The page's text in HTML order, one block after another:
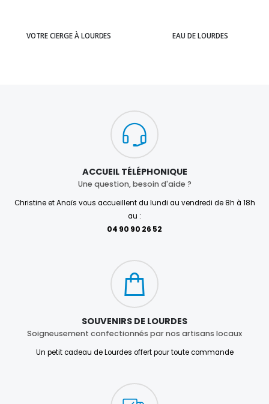
VOTRE CIERGE À LOURDES EAU DE LOURDES
ACCUEIL TÉLÉPHONIQUE
Une question, besoin d'aide ?
Christine et Anaïs vous accueillent du lundi au vendredi de 8h à 18h
au :
04 90 90 26 52
SOUVENIRS DE LOURDES
Soigneusement confectionnés par nos artisans locaux
Un petit cadeau de Lourdes offert pour toute commande